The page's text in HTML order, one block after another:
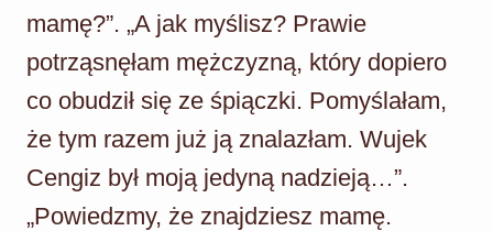
mamę?”. „A jak myślisz? Prawie
potrząsnęłam mężczyzną, który dopiero
co obudził się ze śpiączki. Pomyślałam,
że tym razem już ją znalazłam. Wujek
Cengiz był moją jedyną nadzieją…”.
„Powiedzmy, że znajdziesz mamę.